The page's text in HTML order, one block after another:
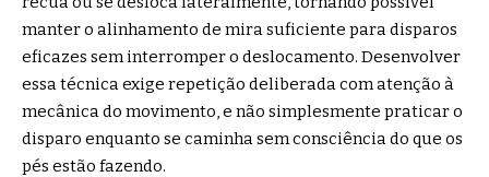
manter o alinhamento de mira suficiente para disparos
eficazes sem interromper o deslocamento. Desenvolver
essa técnica exige repetição deliberada com atenção à
mecânica do movimento, e não simplesmente praticar o
disparo enquanto se caminha sem consciência do que os
pés estão fazendo.